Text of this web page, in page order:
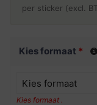
per sticker (excl.
Kies formaat *
Kies formaat
Kies formaat .